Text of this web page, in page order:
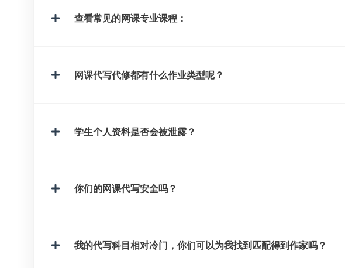
查看常见的网课专业课程：
网课代写代修都有什么作业类型呢？
学生个人资料是否会被泄露？
你们的网课代写安全吗？
我的代写科目相对冷门，你们可以为我找到匹配得到作家吗？